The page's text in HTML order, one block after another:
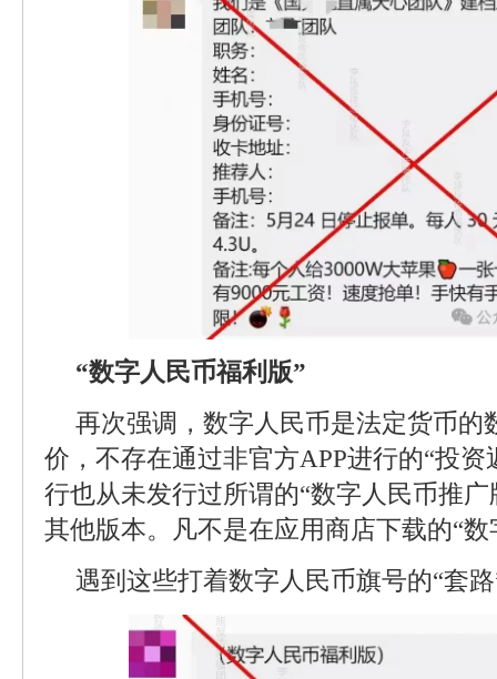
“数字人民币福利版”
再次强调，数字人民币是法定货币的
价，不存在通过非官方APP进行的“投
行也从未发行过所谓的“数字人民币推广
其他版本。凡不是在应用商店下载的“
遇到这些打着数字人民币旗号的“套